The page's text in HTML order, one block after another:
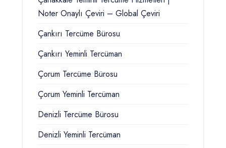
Noter Onaylı Çeviri – Global Çeviri
Çankırı Tercüme Bürosu
Çankırı Yeminli Tercüman
Çorum Tercüme Bürosu
Çorum Yeminli Tercüman
Denizli Tercüme Bürosu
Denizli Yeminli Tercüman